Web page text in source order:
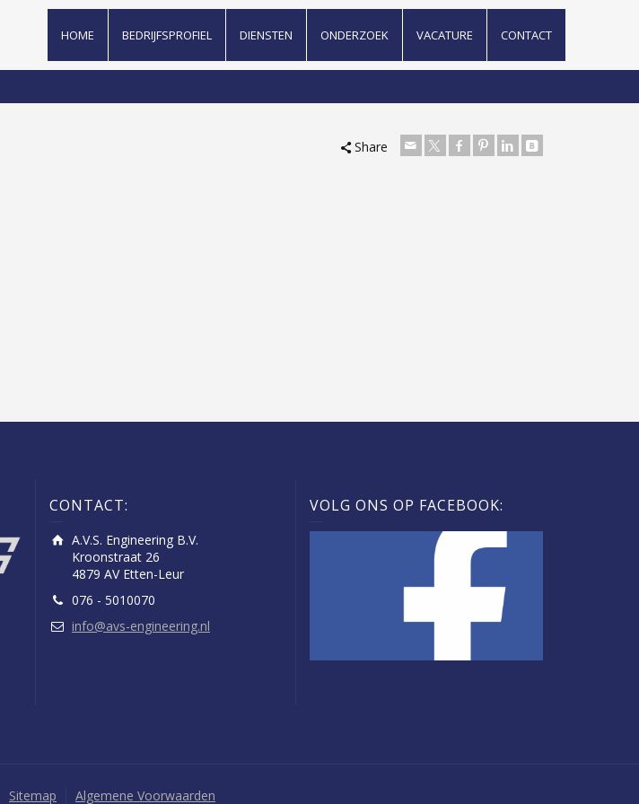
HOME BEDRIJFSPROFIEL DIENSTEN ONDERZOEK VACATURE CONTACT
Share
CONTACT:
A.V.S. Engineering B.V.
Kroonstraat 26
4879 AV Etten-Leur
076 - 5010070
info@avs-engineering.nl
VOLG ONS OP FACEBOOK:
Sitemap Algemene Voorwaarden